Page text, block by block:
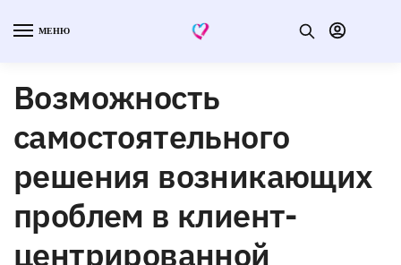
МЕНЮ
Возможность
самостоятельного
решения возникающих
проблем в клиент-
центрированной